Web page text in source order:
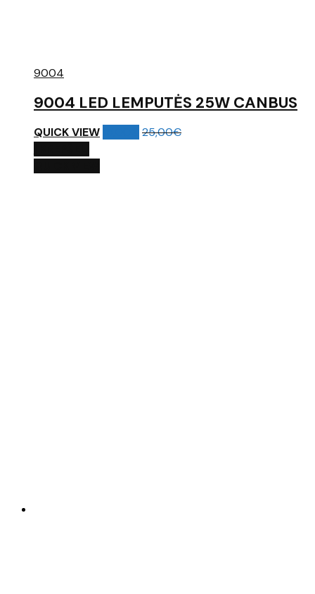
9004
9004 LED LEMPUTĖS 25W CANBUS
QUICK VIEW 25,00€